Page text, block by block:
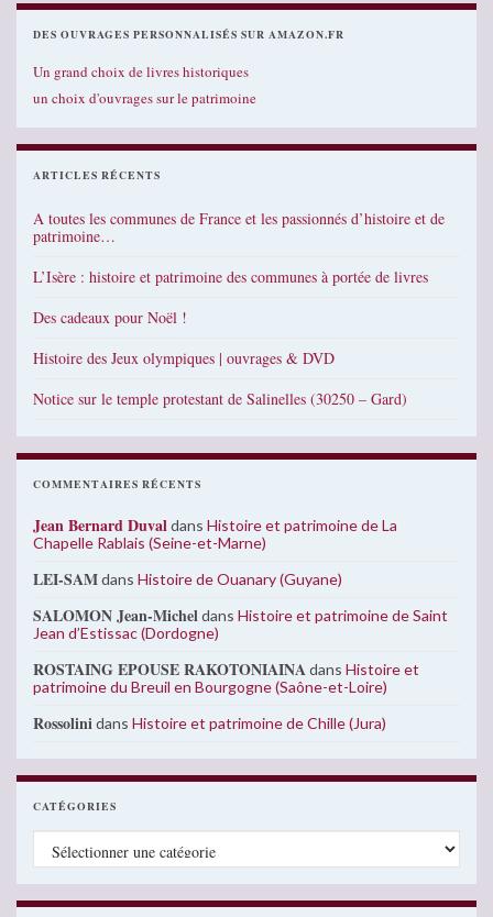
DES OUVRAGES PERSONNALISÉS SUR AMAZON.FR
Un grand choix de livres historiques
un choix d'ouvrages sur le patrimoine
ARTICLES RÉCENTS
A toutes les communes de France et les passionnés d’histoire et de
patrimoine…
L’Isère : histoire et patrimoine des communes à portée de livres
Des cadeaux pour Noël !
Histoire des Jeux olympiques | ouvrages & DVD
Notice sur le temple protestant de Salinelles (30250 – Gard)
COMMENTAIRES RÉCENTS
Jean Bernard Duvaldans Histoire et patrimoine de La
Chapelle Rablais (Seine-et-Marne)
LEI-SAMdans Histoire de Ouanary (Guyane)
SALOMON Jean-Micheldans Histoire et patrimoine de Saint
Jean d’Estissac (Dordogne)
ROSTAING EPOUSE RAKOTONIAINAdans Histoire et
patrimoine du Breuil en Bourgogne (Saône-et-Loire)
Rossolinidans Histoire et patrimoine de Chille (Jura)
CATÉGORIES
Catégories